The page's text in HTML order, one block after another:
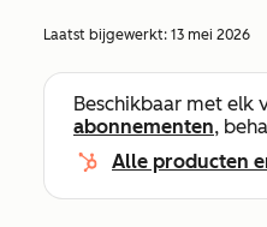
Laatst bijgewerkt: 13 mei 2026
Beschikbaar met elk
abonnementen,
Alle producten